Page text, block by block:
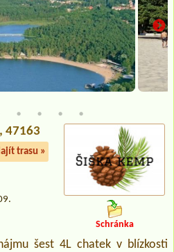
47163
trasu »
Schránka
šest 4L chatek v blízkosti